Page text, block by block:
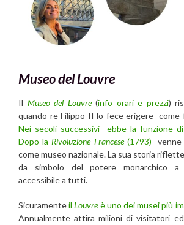
Museo del Louvre
Il Museo del Louvre(info orari e prezzi)
quando re Filippo II lo fece erigere come
Nei secoli successivi ebbe la funzione
Dopo laRivoluzione Francese(1793) venne
come museo nazionale. La sua storia
da simbolo del potere monarchico
accessibile a tutti.
SicuramenteilLouvreè uno dei musei più
Annualmente attira milioni di visitatori